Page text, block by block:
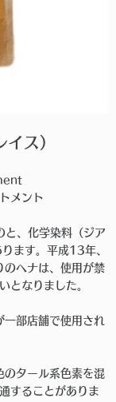
ス）
メント
、化学染料（ジア
ます。平成13年、
のヘナは、使用が禁
となりました。
一部店舗で使用され
のタール系色素を混
することがありま